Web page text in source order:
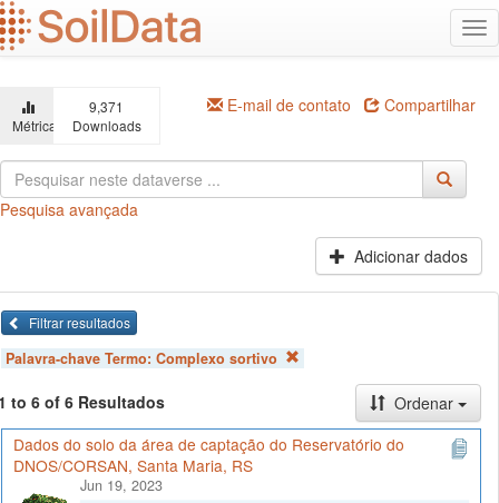
Ir
para
o
principal
Métricas
9,371
Downloads
E-mail de contato Compartilhar
Pesquisa avançada
Adicionar dados
Filtrar resultados
Palavra-chave Termo: Complexo sortivo
to 6 of 6 Resultados
Ordenar
Dados do solo da área de captação do Reservatório do
DNOS/CORSAN, Santa Maria, RS
Jun 19, 2023